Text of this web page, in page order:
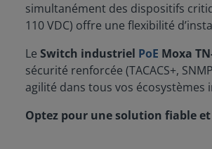
simultanément des dispositifs
110 VDC) offre une flexibilité
Le Switch industriel PoE Moxa
sécurité renforcée (TACACS+,
agilité dans tous vos écosystèmes
Optez pour une solution fiable